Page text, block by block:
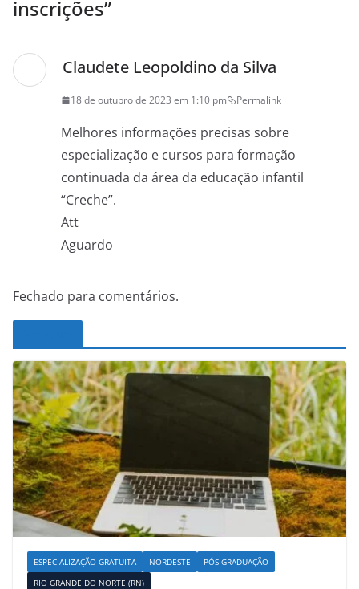
inscrições”
Claudete Leopoldino da Silva
18 de outubro de 2023 em 1:10 pm Permalink
Melhores informações precisas sobre
especialização e cursos para formação
continuada da área da educação infantil
“Creche”.
Att
Aguardo
Fechado para comentários.
ESPECIALIZAÇÃO GRATUITA NORDESTE
PÓS-GRADUAÇÃO
RIO GRANDE DO NORTE (RN)